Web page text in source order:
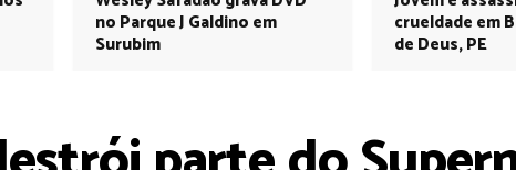
no Parque J Galdino em
Surubim
crueldade em
de Deus, PE